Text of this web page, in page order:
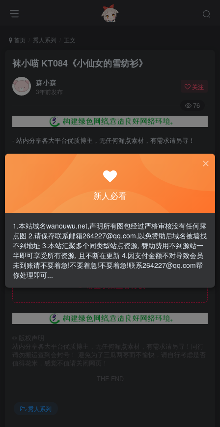
首页 秀人系列 正文
袜小喵 KT084《小仙女的雪纺衫》
森小森
3年前发布
关注
76
- 站内分享各大平台优质博主，无任何漏点素材，有需求请另寻！
- 百度网盘提示提取码错误，请更换浏览器重试，这是百度网盘版本问
- 遇见解压密码不对、无法解压，请查看
- 资源失效/充值未到账/账号解禁...等问题请《提交工单》
此处内容已隐藏，赞助会员可见
请登录后查看特权
版权声明
站内分享各大平台优质博主，无任何漏点素材，有需求请另寻！同行
请勿搬运查到会封号！ 避免为了三瓜两枣而不愉快，请自行考虑是否
值得花米，感觉不值请关闭网页！
THE END
秀人系列
新人必看
1.本站域名wanouwu.net,声明所有图包经过严格审核没有任何露
点图 2.请保存联系邮箱264227@qq.com,以免赞助后域名被墙找
不到地址 3.本站汇聚多个同类型站点资源, 赞助费用不到源站一
半即可享受所有资源, 且不断在更新 4.因支付金额不对导致会员
未到账请不要着急!不要着急!不要着急!联系264227@qq.com帮
你处理即可...